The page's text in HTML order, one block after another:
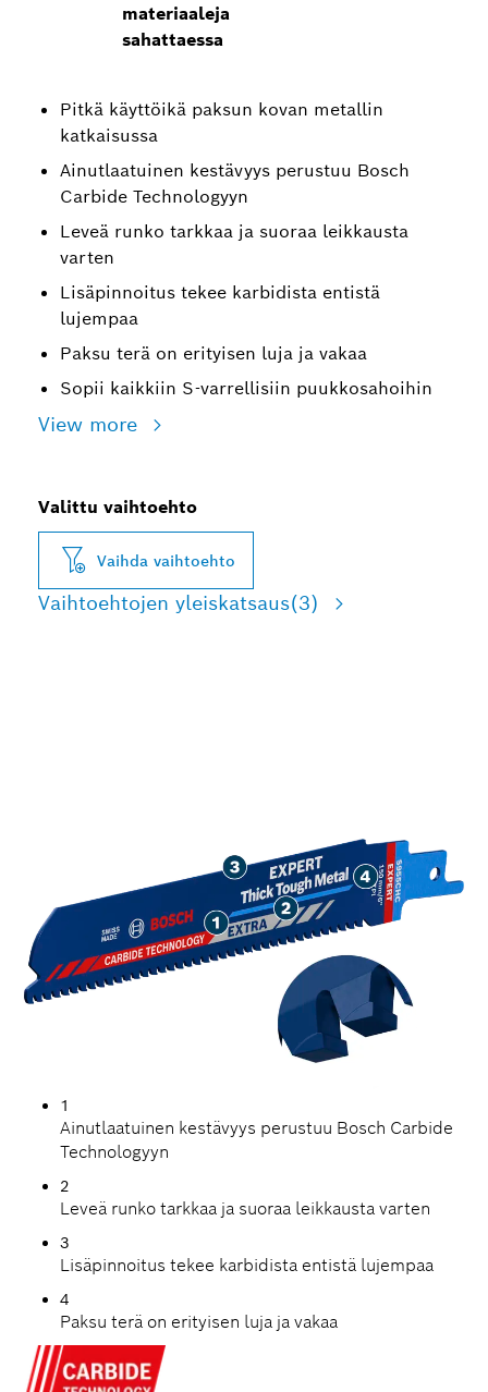
materiaaleja
sahattaessa
Pitkä käyttöikä paksun kovan metallin
katkaisussa
Ainutlaatuinen kestävyys perustuu Bosch
Carbide Technologyyn
Leveä runko tarkkaa ja suoraa leikkausta
varten
Lisäpinnoitus tekee karbidista entistä
lujempaa
Paksu terä on erityisen luja ja vakaa
Sopii kaikkiin S-varrellisiin puukkosahoihin
View more
Valittu vaihtoehto
Vaihda vaihtoehto
Vaihtoehtojen yleiskatsaus(3)
1
Ainutlaatuinen kestävyys perustuu Bosch Carbide
Technologyyn
2
Leveä runko tarkkaa ja suoraa leikkausta varten
3
Lisäpinnoitus tekee karbidista entistä lujempaa
4
Paksu terä on erityisen luja ja vakaa